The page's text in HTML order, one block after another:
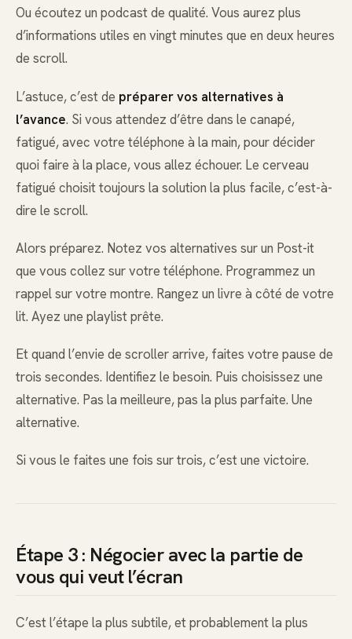
Ou écoutez un podcast de qualité. Vous aurez plus
d’informations utiles en vingt minutes que en deux heures
de scroll.
L’astuce, c’est de préparer vos alternatives à
l’avance. Si vous attendez d’être dans le canapé,
fatigué, avec votre téléphone à la main, pour décider
quoi faire à la place, vous allez échouer. Le cerveau
fatigué choisit toujours la solution la plus facile, c’est-à-
dire le scroll.
Alors préparez. Notez vos alternatives sur un Post-it
que vous collez sur votre téléphone. Programmez un
rappel sur votre montre. Rangez un livre à côté de votre
lit. Ayez une playlist prête.
Et quand l’envie de scroller arrive, faites votre pause de
trois secondes. Identifiez le besoin. Puis choisissez une
alternative. Pas la meilleure, pas la plus parfaite. Une
alternative.
Si vous le faites une fois sur trois, c’est une victoire.
Étape 3 : Négocier avec la partie de
vous qui veut l’écran
C’est l’étape la plus subtile, et probablement la plus